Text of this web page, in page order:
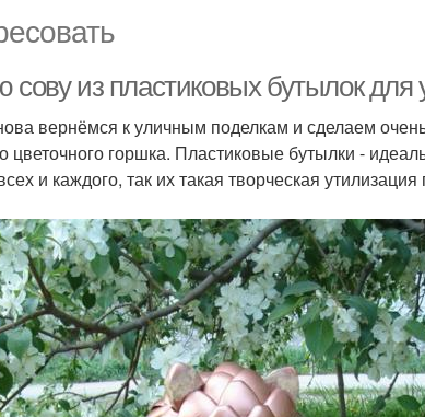
сову из пластиковых бутылок
вернёмся к уличным поделкам и сделаем
цветочного горшка. Пластиковые бутылки -
и каждого, так их такая творческая